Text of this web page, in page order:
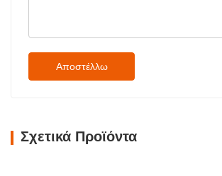
Αποστέλλω
Σχετικά Προϊόντα